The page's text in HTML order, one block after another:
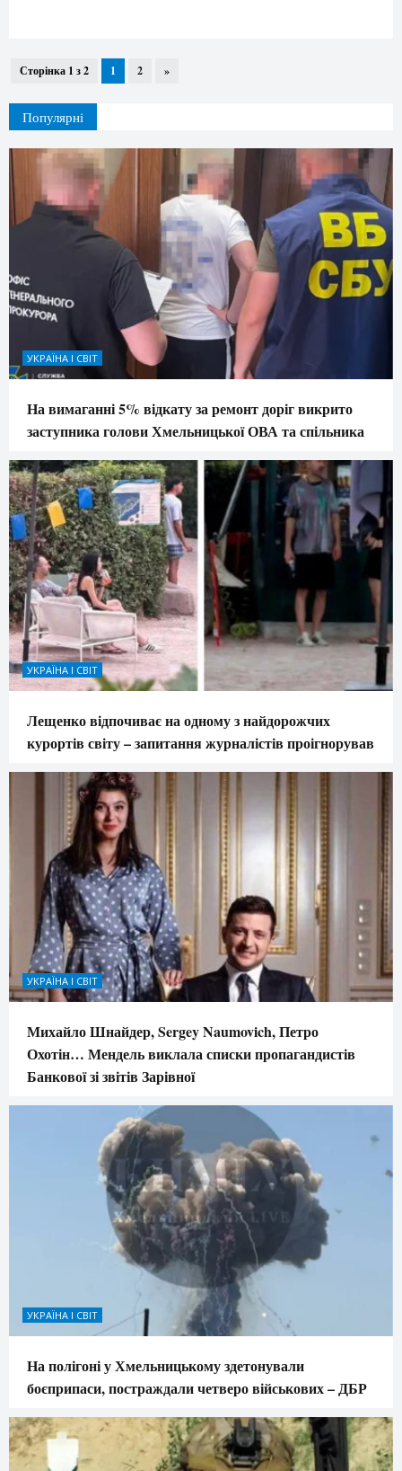
Сторінка 1 з 2 1 2 »
Популярні
УКРАЇНА І СВІТ
На вимаганні 5% відкату за ремонт доріг викрито
заступника голови Хмельницької ОВА та спільника
УКРАЇНА І СВІТ
Лещенко відпочиває на одному з найдорожчих
курортів світу – запитання журналістів проігнорував
УКРАЇНА І СВІТ
Михайло Шнайдер, Sergey Naumovich, Петро
Охотін… Мендель виклала списки пропагандистів
Банкової зі звітів Зарівної
УКРАЇНА І СВІТ
На полігоні у Хмельницькому здетонували
боєприпаси, постраждали четверо військових – ДБР